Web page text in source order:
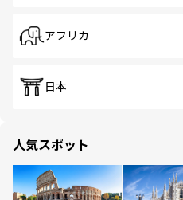
アフリカ
日本
人気スポット